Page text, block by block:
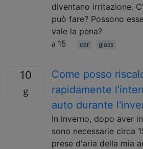
diventano irritazione.
può fare? Possono
vale la pena?
15
car glass
10
Come posso
rapidamente
auto durante
In inverno, dopo aver
sono necessarie circa
prese d'aria della mia